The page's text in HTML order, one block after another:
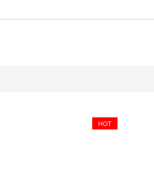
HOT